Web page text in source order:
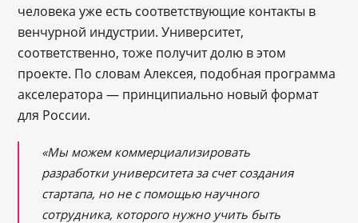
человека уже есть соответствующие контакты в
венчурной индустрии. Университет,
соответственно, тоже получит долю в этом
проекте. По словам Алексея, подобная программа
акселератора — принципиально новый формат
для России.
«Мы можем коммерциализировать
разработки университета за счет создания
стартапа, но не с помощью научного
сотрудника, которого нужно учить быть